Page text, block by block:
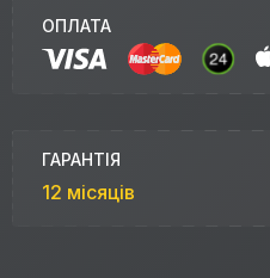
ОПЛАТА
ГАРАНТІЯ
12 місяців